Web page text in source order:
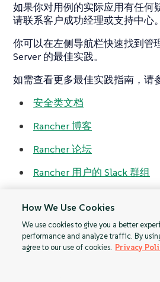
如果你对用例的实际应用有任何
请联系客户成功经理或支持中心。
你可以在左侧导航栏快速找到管
Server 的最佳实践。
如需查看更多最佳实践指南，请
安全类文档
Rancher 博客
Rancher 论坛
Rancher 用户的 Slack 群组
在 vSphere
How We Use Cookies
We use cookies to give you a better
performance and analyze traffic. By
agree to our use of cookies. Privacy